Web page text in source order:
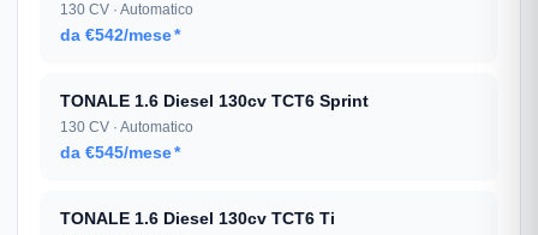
130 CV · Automatico
da €542/mese*
TONALE 1.6 Diesel 130cv TCT6 Sprint
130 CV · Automatico
da €545/mese*
TONALE 1.6 Diesel 130cv TCT6 Ti